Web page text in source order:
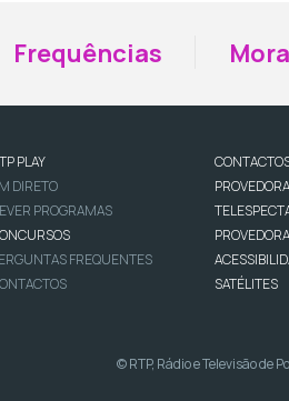
Frequências
PLAY
DIRETO
PROGRAMAS
FREQUENTES
SATÉLITES
© RTP, Rádio e Televisão de